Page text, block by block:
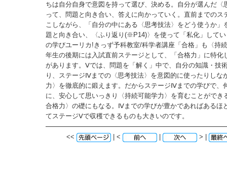
ちは自分自身で意図を持って選び、決める。自分が選んだ〈
って、問題と向き合い、答えに向かっていく。直前までのス
こしながら、「自分の中にある〈思考技法〉をどう使うか」
題と向き合い、〈ふり返り(※P14)〉を使って「私化」して
の学びユーリカ!きっず予科教室/科学者講座「合格」も〈持
年生の後期には入試直前ステージとして、「合格力」に特化
があります。Ⅴでは、問題を「解く」中で、自分の知識・技
り、ステージⅣまでの〈思考技法〉を意図的に使ったりしな
力〉を徹底的に鍛えます。だからステージⅣまでの学びで、
に、安心して思いっきり〈持続可能学力〉を育むことができ
合格力〉の礎にもなる。Ⅳまでの学びが豊かであればあるほ
てステージⅤで収穫できるものも大きいのです。
<< | < | > |